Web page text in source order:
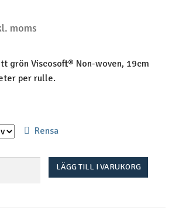
moms
grön Viscosoft® Non-woven, 19cm
per rulle.
Rensa
LÄGG TILL I VARUKORG